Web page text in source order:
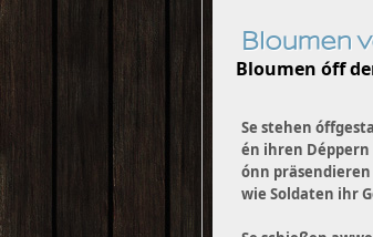
Bloumen
Bloumen óff
Se stehen
én ihren Déppern
ónn
wie Soldaten ihr